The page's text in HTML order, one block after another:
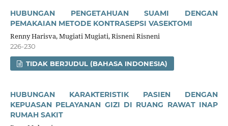
HUBUNGAN PENGETAHUAN SUAMI DENGAN
PEMAKAIAN METODE KONTRASEPSI VASEKTOMI
Renny Harisva, Mugiati Mugiati, Risneni Risneni
226-230
TIDAK BERJUDUL (BAHASA INDONESIA)
HUBUNGAN KARAKTERISTIK PASIEN DENGAN
KEPUASAN PELAYANAN GIZI DI RUANG RAWAT INAP
RUMAH SAKIT